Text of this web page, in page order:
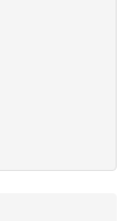
in order to